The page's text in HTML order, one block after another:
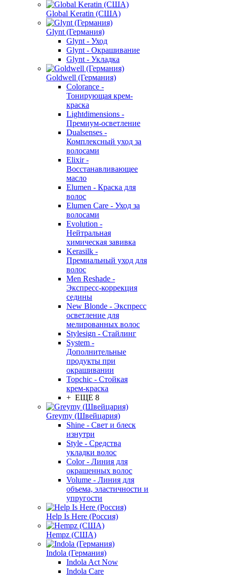
Global Keratin (США)
Glynt (Германия)
Glynt - Уход
Glynt - Окрашивание
Glynt - Укладка
Goldwell (Германия)
Colorance -
Тонирующая крем-
краска
Lightdimensions -
Премиум-осветление
Dualsenses -
Комплексный уход за
волосами
Elixir -
Восстанавливающее
масло
Elumen - Краска для
волос
Elumen Care - Уход за
волосами
Evolution -
Нейтральная
химическая завивка
Kerasilk -
Премиальный уход для
волос
Men Reshade -
Экспресс-коррекция
седины
New Blonde - Экспресс
осветление для
мелированных волос
Stylesign - Стайлинг
System -
Дополнительные
продукты при
окрашивании
Topchic - Стойкая
крем-краска
+ ЕЩЕ 8
Greymy (Швейцария)
Shine - Свет и блеск
изнутри
Style - Средства
укладки волос
Color - Линия для
окрашенных волос
Volume - Линия для
объема, эластичности и
упругости
Help Is Here (Россия)
Hempz (США)
Indola (Германия)
Indola Act Now
Indola Care